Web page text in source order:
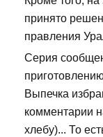
принято
правления
Серия
Выпечка
комментарии
хлебу)... То